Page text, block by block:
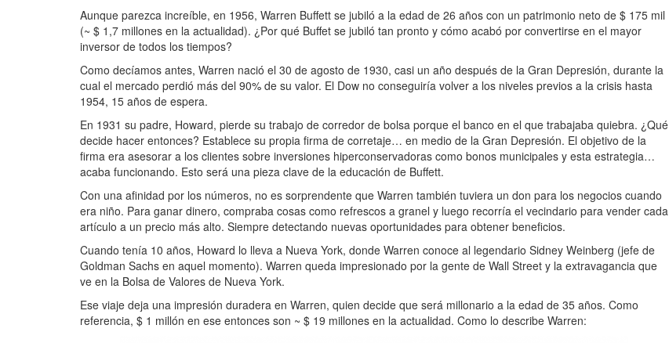
Aunque parezca increíble, en 1956, Warren Buffett se jubiló a la edad de 26 años con un patrimonio neto de $ 175 mil
(~ $ 1,7 millones en la actualidad). ¿Por qué Buffet se jubiló tan pronto y cómo acabó por convertirse en el mayor
inversor de todos los tiempos?
Como decíamos antes, Warren nació el 30 de agosto de 1930, casi un año después de la Gran Depresión, durante la
cual el mercado perdió más del 90% de su valor. El Dow no conseguiría volver a los niveles previos a la crisis hasta
1954, 15 años de espera.
En 1931 su padre, Howard, pierde su trabajo de corredor de bolsa porque el banco en el que trabajaba quiebra. ¿Qué
decide hacer entonces? Establece su propia firma de corretaje… en medio de la Gran Depresión. El objetivo de la
firma era asesorar a los clientes sobre inversiones hiperconservadoras como bonos municipales y esta estrategia…
acaba funcionando. Esto será una pieza clave de la educación de Buffett.
Con una afinidad por los números, no es sorprendente que Warren también tuviera un don para los negocios cuando
era niño. Para ganar dinero, compraba cosas como refrescos a granel y luego recorría el vecindario para vender cada
artículo a un precio más alto. Siempre detectando nuevas oportunidades para obtener beneficios.
Cuando tenía 10 años, Howard lo lleva a Nueva York, donde Warren conoce al legendario Sidney Weinberg (jefe de
Goldman Sachs en aquel momento). Warren queda impresionado por la gente de Wall Street y la extravagancia que
ve en la Bolsa de Valores de Nueva York.
Ese viaje deja una impresión duradera en Warren, quien decide que será millonario a la edad de 35 años. Como
referencia, $ 1 millón en ese entonces son ~ $ 19 millones en la actualidad. Como lo describe Warren: